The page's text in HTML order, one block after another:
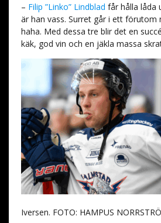
– Filip ”Linko” Lindblad får hålla låda
är han vass. Surret går i ett förutom
haha. Med dessa tre blir det en
käk, god vin och en jäkla massa
Iversen. FOTO: HAMPUS